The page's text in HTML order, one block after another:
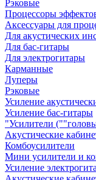
Рэковые
Процессоры
Аксессуары для
Для акустических
Для бас-гитары
Для электрогитары
Карманные
Луперы
Рэковые
Усиление
Усиление бас-гитары
"Усилители
Акустические
Комбоусилители
Мини усилители и
Усиление